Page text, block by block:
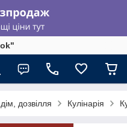
дозвілля Кулінарія